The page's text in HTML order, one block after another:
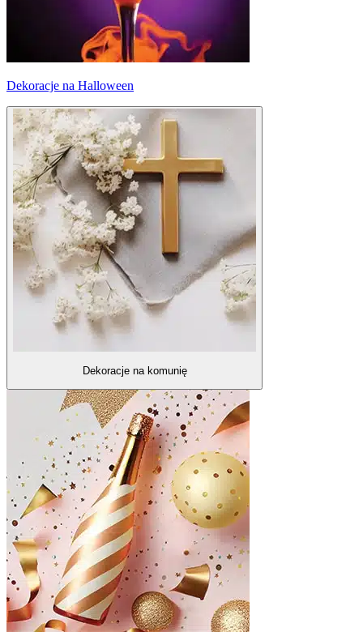
Dekoracje na Halloween
Dekoracje na komunię